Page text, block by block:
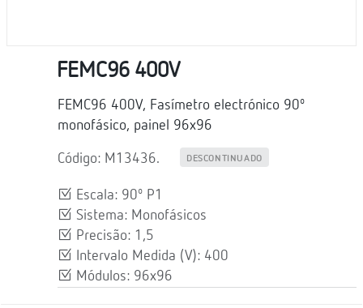
FEMC96 400V
FEMC96 400V, Fasímetro electrónico 90º
monofásico, painel 96x96
Código: M13436. DESCONTINUADO
Escala: 90º P1
Sistema: Monofásicos
Precisão: 1,5
Intervalo Medida (V): 400
Módulos: 96x96